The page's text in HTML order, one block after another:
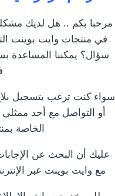
مرحبا بكم .. هل لديك
في منتجات وايت بوينت
سؤال؟ يمكننا المساعدة
سواء كنت ترغب بتسجيل
أو التواصل مع أحد
الخاصة
عليك أن البحث عن
مع وايت بوينت عبر